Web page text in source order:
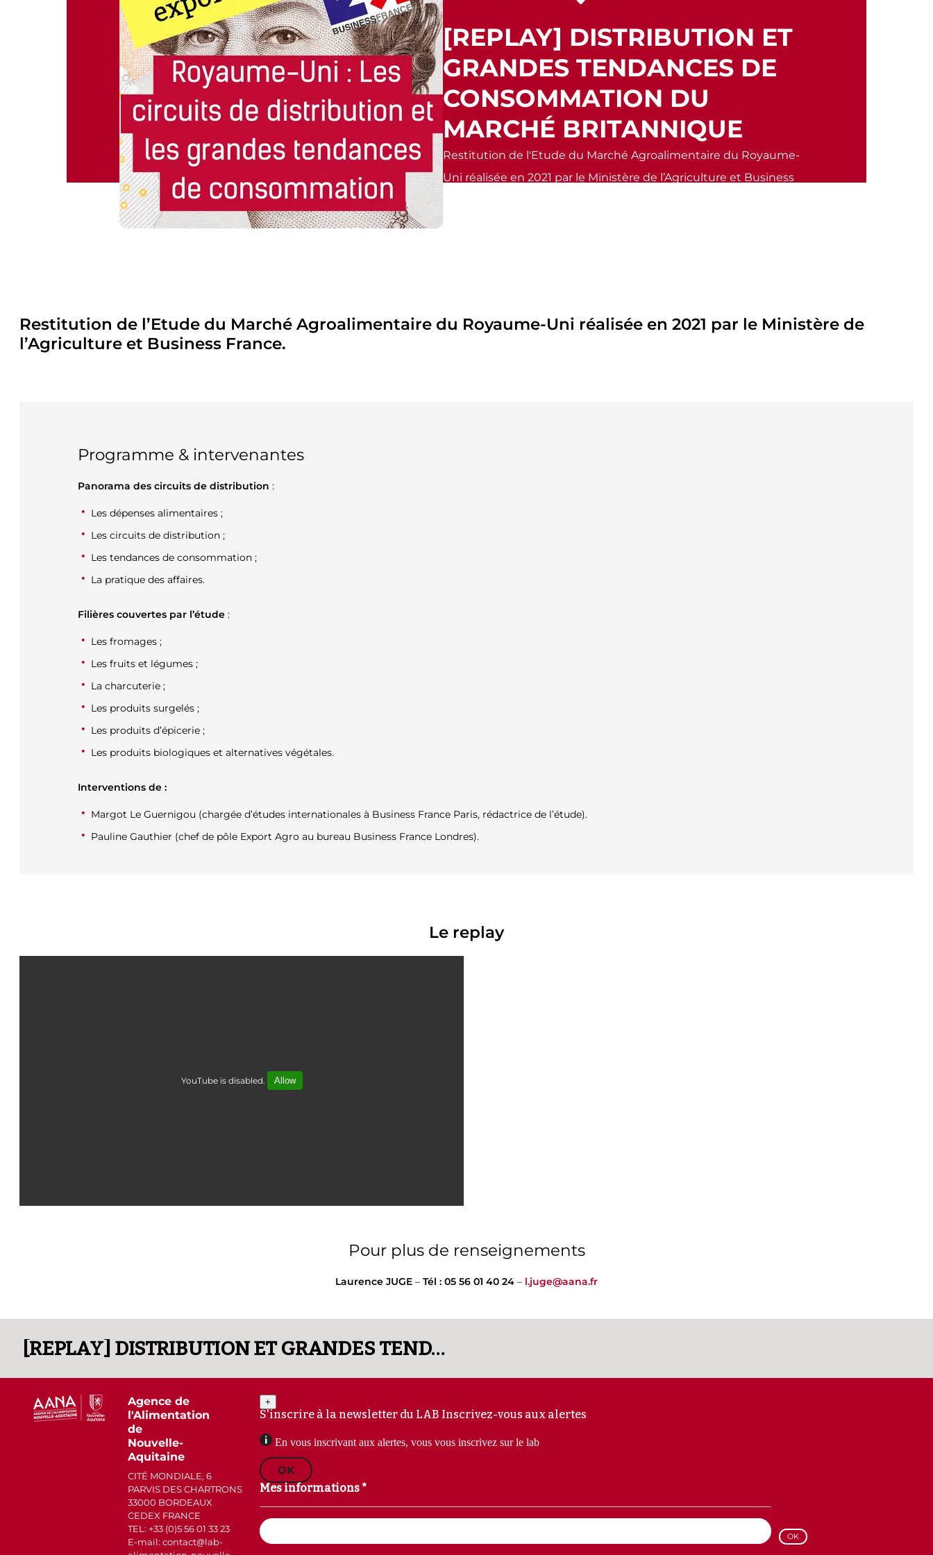
[REPLAY] DISTRIBUTION ET
GRANDES TENDANCES DE
CONSOMMATION DU
MARCHÉ BRITANNIQUE
Restitution de l'Etude du Marché Agroalimentaire du Royaume-
Uni réalisée en 2021 par le Ministère de l’Agriculture et Business
Restitution de l’Etude du Marché Agroalimentaire du Royaume-Uni réalisée en 2021 par le Ministère de
l’Agriculture et Business France.
Programme & intervenantes
Panorama des circuits de distribution :
Les dépenses alimentaires ;
Les circuits de distribution ;
Les tendances de consommation ;
La pratique des affaires.
Filières couvertes par l’étude :
Les fromages ;
Les fruits et légumes ;
La charcuterie ;
Les produits surgelés ;
Les produits d’épicerie ;
Les produits biologiques et alternatives végétales.
Interventions de :
Margot Le Guernigou (chargée d’études internationales à Business France Paris, rédactrice de l’étude).
Pauline Gauthier (chef de pôle Export Agro au bureau Business France Londres).
Le replay
YouTube is disabled. Allow
Pour plus de renseignements
Laurence JUGE – Tél : 05 56 01 40 24 – l.juge@aana.fr
[REPLAY] DISTRIBUTION ET GRANDES TENDANCES DE CONSOMMATION DU MARCHÉ BRITANNIQUE
Agence de
l'Alimentation
de
Nouvelle-
Aquitaine
CITÉ MONDIALE, 6
PARVIS DES CHARTRONS
33000 BORDEAUX
CEDEX FRANCE
TEL: +33 (0)5 56 01 33 23
E-mail: contact
lab-
+
S'inscrire à la newsletter du LAB Inscrivez-vous aux alertes
En vous inscrivant aux alertes, vous vous inscrivez sur le lab
OK
Mes informations *
Email
(Nécessaire)